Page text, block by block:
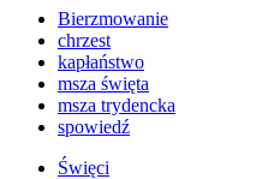
Bierzmowanie
chrzest
kapłaństwo
msza święta
msza trydencka
spowiedź
Święci